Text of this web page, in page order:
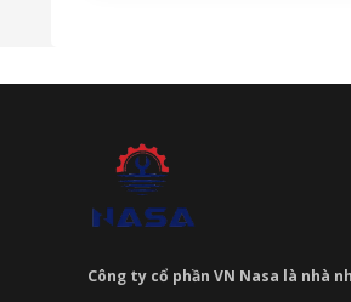
Công ty cổ phần VN Nasa là nhà